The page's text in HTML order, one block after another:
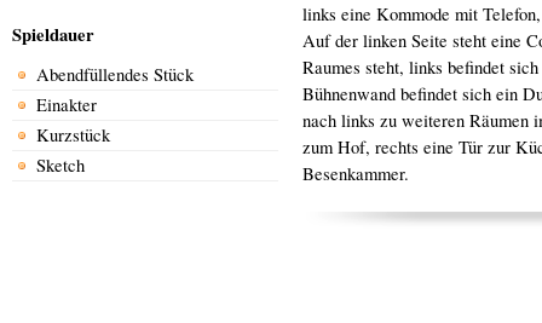
Spieldauer
Abendfüllendes Stück
Einakter
Kurzstück
Sketch
links eine Kommode mit
Auf der linken Seite steht eine
Raumes steht, links befindet
Bühnenwand befindet sich ein
nach links zu weiteren Räumen
zum Hof, rechts eine Tür zur
Besenkammer.